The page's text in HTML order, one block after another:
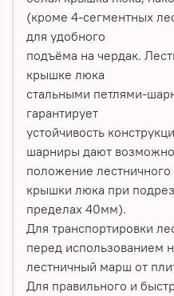
(кроме 4-сегментных
для удобного
подъёма на чердак.
крышке люка
стальными петлями-
гарантирует
устойчивость
шарниры дают
положение
крышки люка при
пределах 40мм).
Для транспортировки
перед использованием
лестничный марш от
Для правильного и